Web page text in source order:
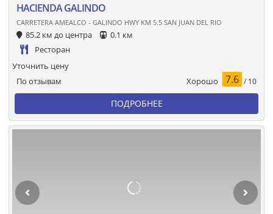
HACIENDA GALINDO
CARRETERA AMEALCO - GALINDO HWY KM 5.5 SAN JUAN DEL RIO
85.2 км до центра
0.1 км
Ресторан
По отзывам Хорошо 7.6 / 10
Уточнить цену
ПОДРОБНЕЕ